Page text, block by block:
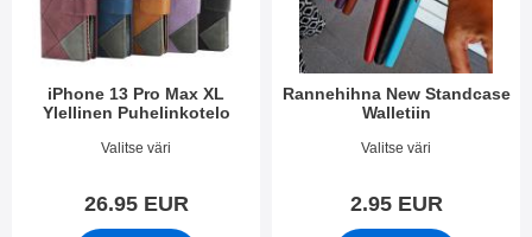
iPhone 13 Pro Max XL
Ylellinen Puhelinkotelo
Tuote.nro 55412
Valitse väri
26.95 EUR
Rannehihna New Standcase
Walletiin
Tuote.nro 40789
Valitse väri
2.95 EUR